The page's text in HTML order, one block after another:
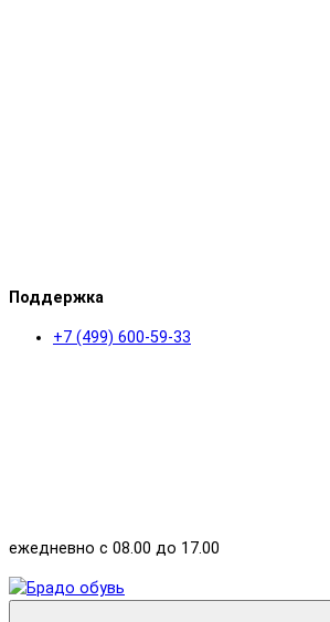
Поддержка
+7 (499) 600-59-33
ежедневно с 08.00 до 17.00